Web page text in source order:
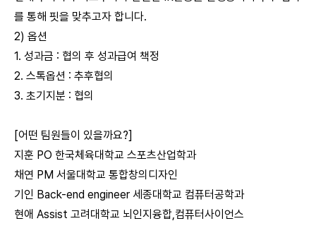
를 통해 핏을 맞추고자 합니다.
2) 옵션
1. 성과금 : 협의 후 성과급여 책정
2. 스톡옵션 : 추후협의
3. 초기지분 : 협의
[어떤 팀원들이 있을까요?]
지훈 PO 한국체육대학교 스포츠산업학과
채연 PM 서울대학교 통합창의디자인
기인 Back-end engineer 세종대학교 컴퓨터공학과
현애 Assist 고려대학교 뇌인지융합,컴퓨터사이언스